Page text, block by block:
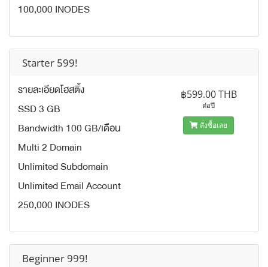
100,000 INODES
Starter 599!
รายละเอียดโฮสติ้ง
SSD 3 GB
Bandwidth 100 GB/เดือน
Multi 2 Domain
Unlimited Subdomain
Unlimited Email Account
250,000 INODES
฿599.00 THB
ต่อปี
สั่งซื้อเลย
Beginner 999!